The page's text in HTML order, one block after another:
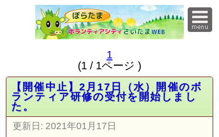
1
(1 / 1ページ )
【開催中止】2月17日（水）開催のボ
ランティア研修の受付を開始しまし
た。
更新日: 2021年01月17日